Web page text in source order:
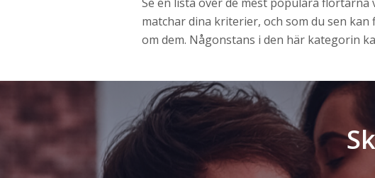
matchar dina kriterier, och som du sen
om dem. Någonstans i den här kategorin